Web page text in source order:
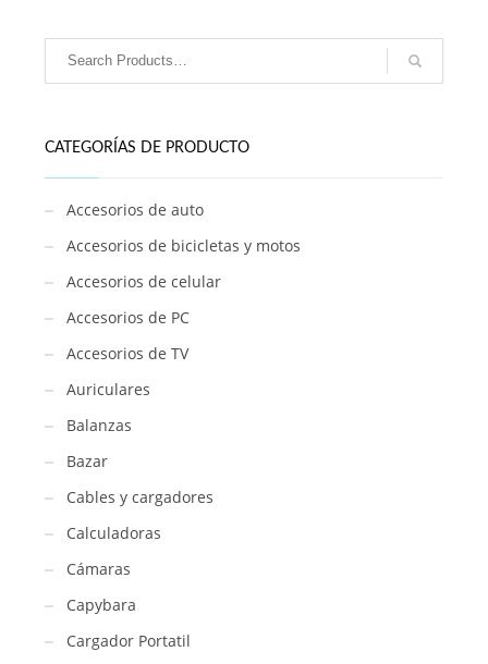
1082
cantidad
CATEGORÍAS DE PRODUCTO
Accesorios de auto
Accesorios de bicicletas y motos
Accesorios de celular
Accesorios de PC
Accesorios de TV
Auriculares
Balanzas
Bazar
Cables y cargadores
Calculadoras
Cámaras
Capybara
Cargador Portatil